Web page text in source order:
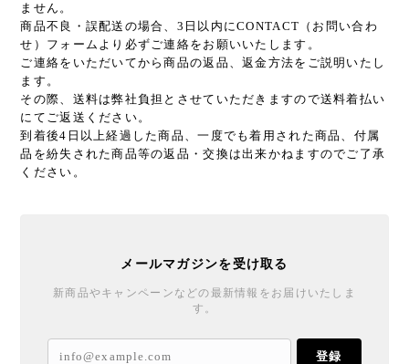
ません。
商品不良・誤配送の場合、3日以内にCONTACT（お問い合わ
せ）フォームより必ずご連絡をお願いいたします。
ご連絡をいただいてから商品の返品、返金方法をご説明いたし
ます。
その際、送料は弊社負担とさせていただきますので送料着払い
にてご返送ください。
到着後4日以上経過した商品、一度でも着用された商品、付属
品を紛失された商品等の返品・交換は出来かねますのでご了承
ください。
メールマガジンを受け取る
新商品やキャンペーンなどの最新情報をお届けいたしま
す。
登録